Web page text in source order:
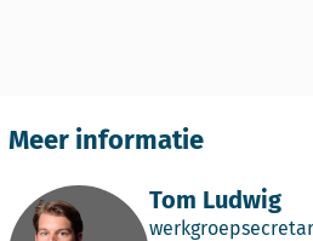
Tom Ludwig
Meer informatie